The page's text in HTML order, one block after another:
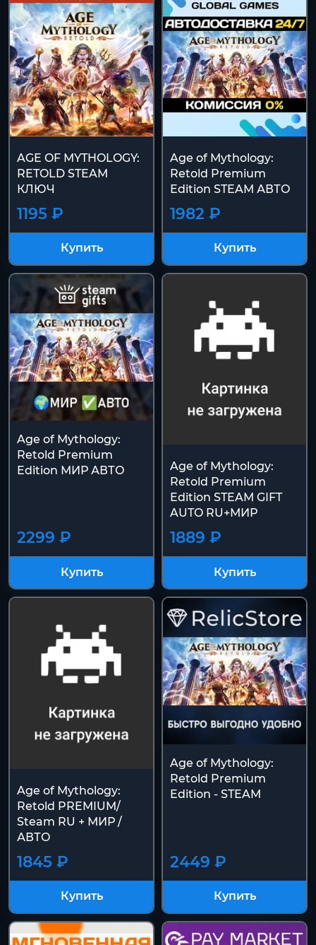
AGE OF MYTHOLOGY:
RETOLD STEAM
КЛЮЧ
1195 ₽
Купить
Age of Mythology:
Retold Premium
Edition STEAM АВТО
1982 ₽
Купить
Age of Mythology:
Retold Premium
Edition МИР АВТО
2299 ₽
Купить
Age of Mythology:
Retold Premium
Edition STEAM GIFT
AUTO RU+МИР
1889 ₽
Купить
Age of Mythology:
Retold PREMIUM/
Steam RU + МИР /
АВТО
1845 ₽
Купить
Age of Mythology:
Retold Premium
Edition - STEAM
2449 ₽
Купить